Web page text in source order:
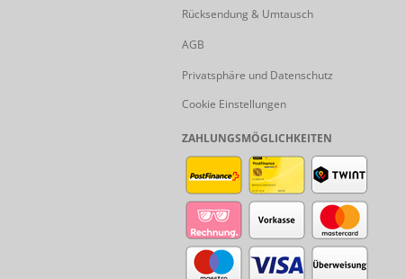
Rücksendung & Umtausch
AGB
Privatsphäre und Datenschutz
Cookie Einstellungen
ZAHLUNGSMÖGLICHKEITEN